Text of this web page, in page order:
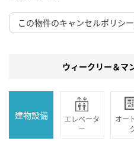
この物件のキャンセルポリシ
ウィークリー＆マ
建物設備
エレベータ
ー
オー